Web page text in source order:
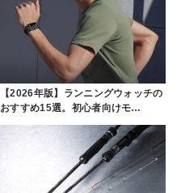
【2026年版】ランニングウォッチの
おすすめ15選。初心者向けモ…